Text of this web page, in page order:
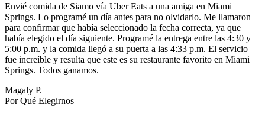
Envié comida de Siamo vía Uber Eats a una amiga en Miami
Springs. Lo programé un día antes para no olvidarlo. Me llamaron
para confirmar que había seleccionado la fecha correcta, ya que
había elegido el día siguiente. Programé la entrega entre las 4:30 y
5:00 p.m. y la comida llegó a su puerta a las 4:33 p.m. El servicio
fue increíble y resulta que este es su restaurante favorito en Miami
Springs. Todos ganamos.
Magaly P.
Por Qué Elegirnos